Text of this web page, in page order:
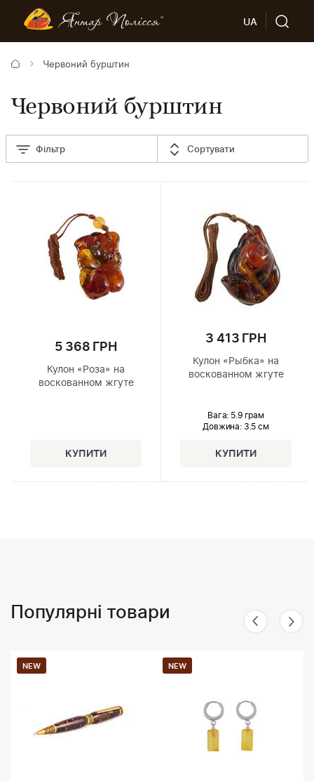
UA
Червоний бурштин
Червоний бурштин
Фільтр Сортувати
5 368 ГРН
Кулон «Роза» на
воскованном жгуте
3 413 ГРН
Кулон «Рыбка» на
воскованном жгуте
Вага: 5.9 грам
Довжина:3.5 см
Популярні товари
NEW NEW